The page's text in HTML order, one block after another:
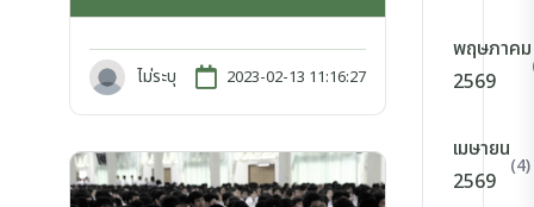
ไม่ระบุ 2023-02-13 11:16:27
พฤษภาคม
2569
เมษายน
2569
(4)